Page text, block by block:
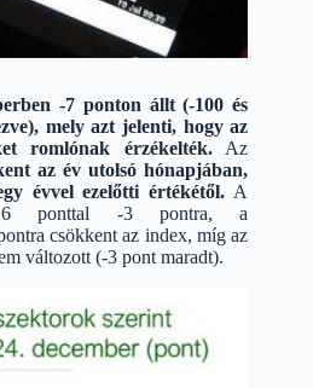
-7 ponton állt (-100 és
mely azt jelenti, hogy az
romlónak érzékelték.Az
az év utolsó hónapjában,
évvel ezelőtti értékétől. A
6 ponttal -3 pontra, a
csökkent az index, míg az
változott (-3 pont maradt).